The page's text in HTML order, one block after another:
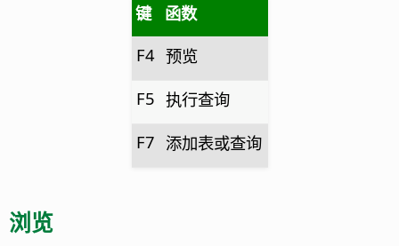
键
函数
F4 预览
F5 执行查询
F7 添加表或查询
浏览